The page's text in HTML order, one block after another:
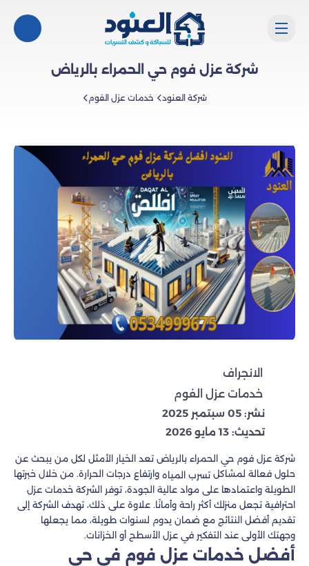
شركة عزل فوم حي الحمراء بالرياض
شركة العنود خدمات عزل الفوم
الانجراف
خدمات عزل الفوم
نشر: 05 سبتمبر 2025
تحديث: 13 مايو 2026
شركة عزل فوم حي الحمراء بالرياض تعد الخيار الأمثل لكل من يبحث عن
حلول فعالة لمشاكل تسرب المياه وارتفاع درجات الحرارة. من خلال خبرتها
الطويلة واعتمادها على مواد عالية الجودة، توفر الشركة خدمات عزل
احترافية تجعل منزلك أكثر راحة وأمانًا. علاوة على ذلك، تهدف الشركة إلى
تقديم أفضل النتائج مع ضمان يدوم لسنوات طويلة، مما يجعلها
وجهتك الأولى عند التفكير في عزل الأسطح أو الخزانات.
أفضل خدمات عزل فوم في حي